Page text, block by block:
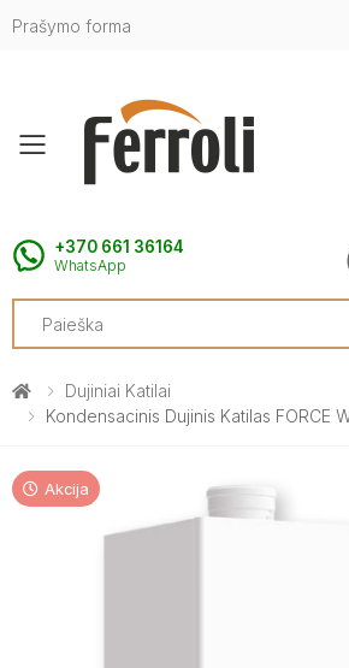
Prašymo forma
Toggle mobile menu
+370 661 36164
WhatsApp
Search
Dujiniai Katilai
Kondensacinis Dujinis Katilas FORCE
Akcija